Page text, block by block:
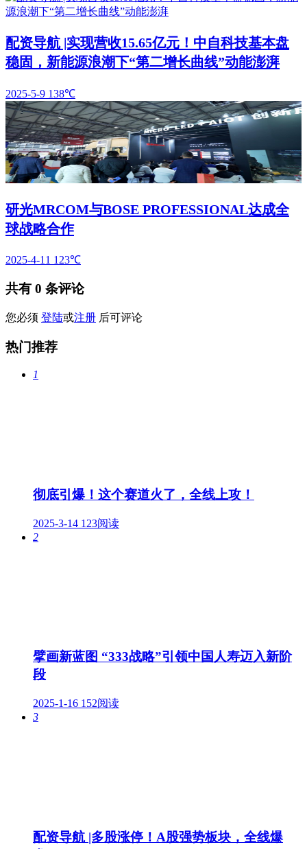
配资导航 |实现营收15.65亿元！中自科技基本盘
稳固，新能源浪潮下“第二增长曲线”动能澎湃
2025-5-9 138℃
研光MRCOM与BOSE PROFESSIONAL达成全
球战略合作
2025-4-11 123℃
共有 0 条评论
您必须 登陆或注册 后可评论
热门推荐
1
彻底引爆！这个赛道火了，全线上攻！
2025-3-14 123阅读
2
擘画新蓝图 “333战略”引领中国人寿迈入新阶
段
2025-1-16 152阅读
3
配资导航 |多股涨停！A股强势板块，全线爆